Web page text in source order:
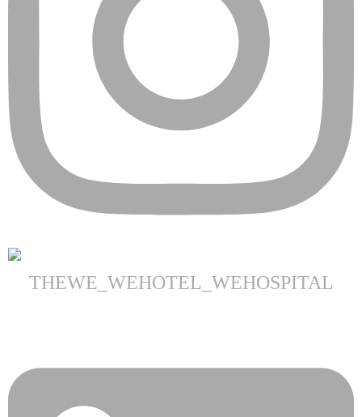
THEWE_WEHOTEL_WEHOSPITAL